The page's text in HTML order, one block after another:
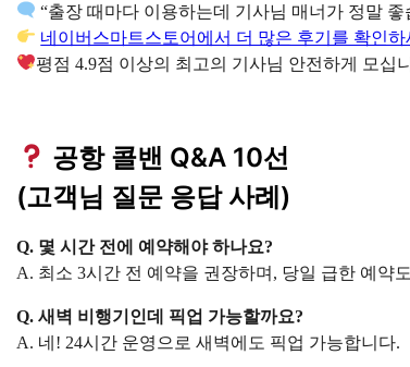
“출장 때마다 이용하는데 기사님 매너가 정말 좋
네이버스마트스토어에서 더 많은 후기를 확인하
평점 4.9점 이상의 최고의 기사님 안전하게 모십
공항 콜밴 Q&A 10선
(고객님 질문 응답 사례)
Q. 몇 시간 전에 예약해야 하나요?
A. 최소 3시간 전 예약을 권장하며, 당일 급한 예약
Q. 새벽 비행기인데 픽업 가능할까요?
A. 네! 24시간 운영으로 새벽에도 픽업 가능합니다.